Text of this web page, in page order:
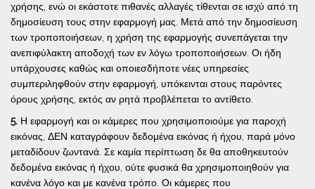
χρήσης, ενώ οι εκάστοτε πιθανές αλλαγές τίθενται σε ισχύ από τη
δημοσίευση τους στην εφαρμογή μας. Μετά από την δημοσίευση
των τροποποιήσεων, η χρήση της εφαρμογής συνεπάγεται την
ανεπιφύλακτη αποδοχή των εν λόγω τροποποιήσεων. Οι ήδη
υπάρχουσες καθώς και οποιεσδήποτε νέες υπηρεσίες
συμπεριληφθούν στην εφαρμογή, υπόκεινται στους παρόντες
όρους χρήσης, εκτός αν ρητά προβλέπεται το αντίθετο.
5. Η εφαρμογή και οι κάμερες που χρησιμοποιούμε για παροχή
εικόνας, ΔΕΝ καταγράφουν δεδομένα εικόνας ή ήχου, παρά μόνο
μεταδίδουν ζωντανά. Σε καμία περίπτωση δε θα αποθηκευτούν
δεδομένα εικόνας ή ήχου, ούτε φυσικά θα χρησιμοποιηθούν για
κανένα λόγο και με κανένα τρόπο. Οι κάμερες που